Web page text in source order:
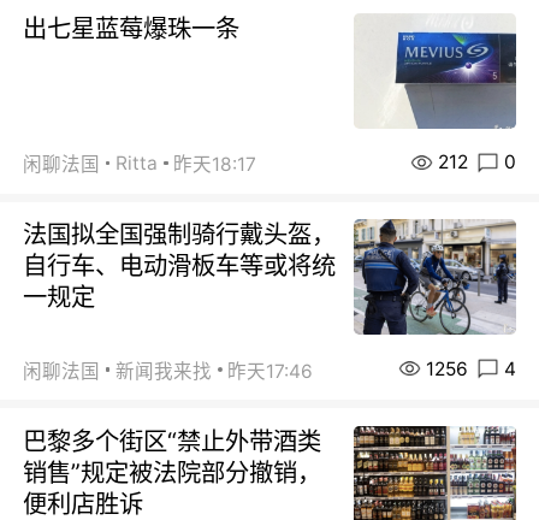
出七星蓝莓爆珠一条
闲聊法国 Ritta 昨天18:17 212 0
法国拟全国强制骑行戴头盔，
自行车、电动滑板车等或将统
一规定
闲聊法国 新闻我来找 昨天17:46 1256 4
巴黎多个街区“禁止外带酒类
销售”规定被法院部分撤销，
便利店胜诉